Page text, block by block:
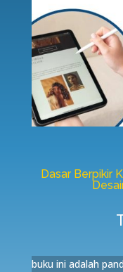
Dasar Berpikir
buku ini adalah